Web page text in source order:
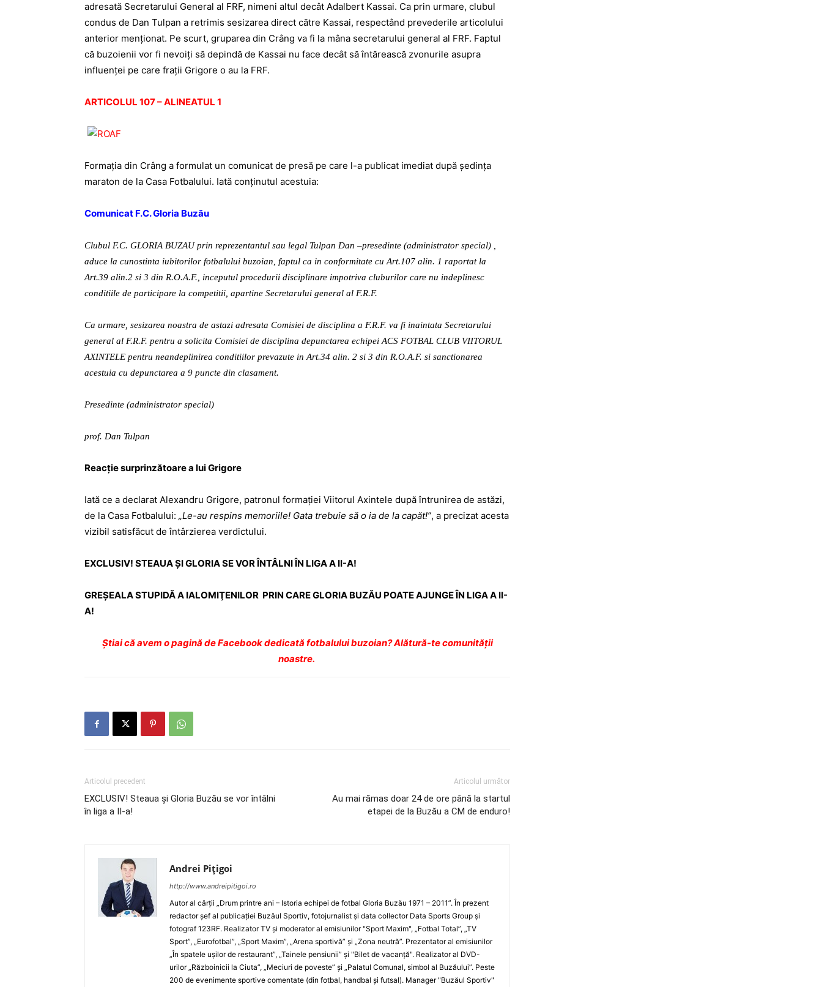
adresată Secretarului General al FRF, nimeni altul decât Adalbert Kassai. Ca prin urmare, clubul
condus de Dan Tulpan a retrimis sesizarea direct către Kassai, respectând prevederile articolului
anterior menţionat. Pe scurt, gruparea din Crâng va fi la mâna secretarului general al FRF. Faptul
că buzoienii vor fi nevoiţi să depindă de Kassai nu face decât să întărească zvonurile asupra
influenţei pe care fraţii Grigore o au la FRF.
ARTICOLUL 107 – ALINEATUL 1
Formaţia din Crâng a formulat un comunicat de presă pe care l-a publicat imediat după şedinţa
maraton de la Casa Fotbalului. Iată conţinutul acestuia:
Comunicat F.C. Gloria Buzău
Clubul F.C. GLORIA BUZAU prin reprezentantul sau legal Tulpan Dan –presedinte (administrator special) ,
aduce la cunostinta iubitorilor fotbalului buzoian, faptul ca in conformitate cu Art.107 alin. 1 raportat la
Art.39 alin.2 si 3 din R.O.A.F., inceputul procedurii disciplinare impotriva cluburilor care nu indeplinesc
conditiile de participare la competitii, apartine Secretarului general al F.R.F.
Ca urmare, sesizarea noastra de astazi adresata Comisiei de disciplina a F.R.F. va fi inaintata Secretarului
general al F.R.F. pentru a solicita Comisiei de disciplina depunctarea echipei ACS FOTBAL CLUB VIITORUL
AXINTELE pentru neandeplinirea conditiilor prevazute in Art.34 alin. 2 si 3 din R.O.A.F. si sanctionarea
acestuia cu depunctarea a 9 puncte din clasament.
Presedinte (administrator special)
prof. Dan Tulpan
Reacţie surprinzătoare a lui Grigore
Iată ce a declarat Alexandru Grigore, patronul formaţiei Viitorul Axintele după întrunirea de astăzi,
de la Casa Fotbalului: „Le-au respins memoriile! Gata trebuie să o ia de la capăt!”, a precizat acesta
vizibil satisfăcut de întârzierea verdictului.
EXCLUSIV! STEAUA ŞI GLORIA SE VOR ÎNTÂLNI ÎN LIGA A II-A!
GREŞEALA STUPIDĂ A IALOMIŢENILOR PRIN CARE GLORIA BUZĂU POATE AJUNGE ÎN LIGA A II-
A!
Ştiai că avem o pagină de Facebook dedicată fotbalului buzoian? Alătură-te comunității
noastre.
Articolul precedent
EXCLUSIV! Steaua şi Gloria Buzău se vor întâlni
în liga a II-a!
Articolul următor
Au mai rămas doar 24 de ore până la startul
etapei de la Buzău a CM de enduro!
Andrei Pițigoi
http://www.andreipitigoi.ro
Autor al cărţii „Drum printre ani – Istoria echipei de fotbal Gloria Buzău 1971 – 2011”. În prezent
redactor şef al publicaţiei Buzăul Sportiv, fotojurnalist şi data collector Data Sports Group şi
fotograf 123RF. Realizator TV şi moderator al emisiunilor "Sport Maxim", „Fotbal Total”, „TV
Sport”, „Eurofotbal”, „Sport Maxim”, „Arena sportivă” şi „Zona neutră”. Prezentator al emisiunilor
„În spatele uşilor de restaurant”, „Tainele pensiunii” şi "Bilet de vacanţă". Realizator al DVD-
urilor „Războinicii la Ciuta”, „Meciuri de poveste” şi „Palatul Comunal, simbol al Buzăului”. Peste
200 de evenimente sportive comentate (din fotbal, handbal şi futsal). Manager "Buzăul Sportiv"